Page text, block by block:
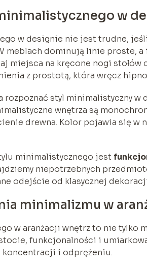
w
w designie nie jest trudne,
meblach dominują linie proste,
miejsca na kręcone nogi
z prostotą, która wręcz
rozpoznać styl minimalistyczny w
wnętrza są
drewna. Kolor pojawia się w
minimalistycznego jest
niepotrzebnych
odejście od klasycznej
minimalizmu w
w aranżacji wnętrz to nie tylko
funkcjonalności i
koncentracji i odprężeniu.